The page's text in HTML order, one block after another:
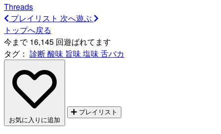
Threads
プレイリスト 次へ遊ぶ
トップへ戻る
今まで 16,145 回遊ばれてます
タグ： 診断酸味 旨味 塩味 舌バカ
お気に入りに追加
プレイリスト